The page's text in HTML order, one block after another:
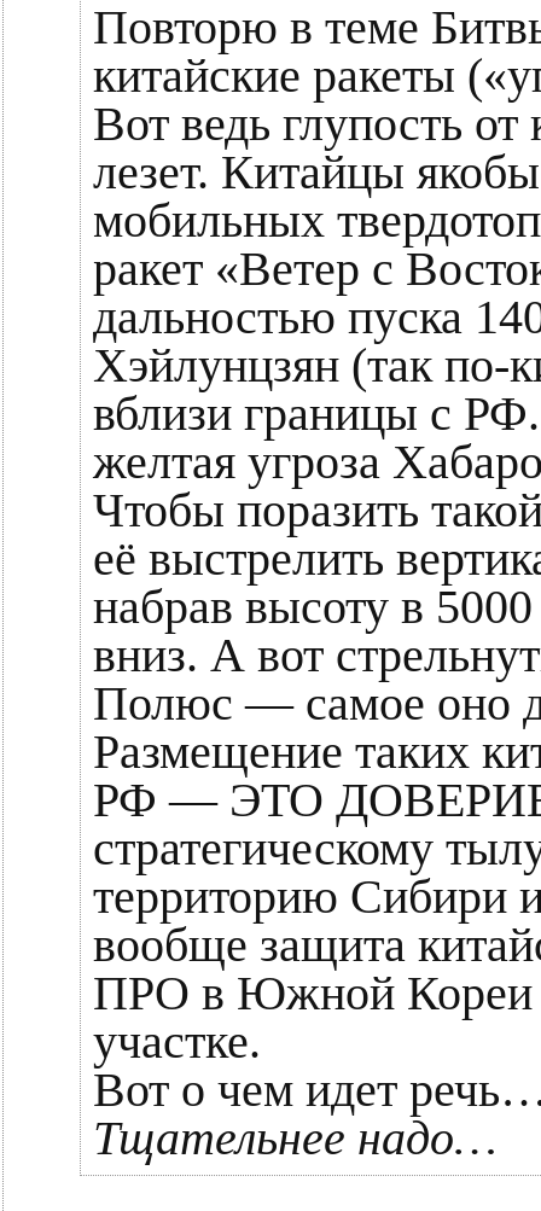
Повторю в теме
китайские ракеты
Вот ведь глупость
лезет. Китайцы
мобильных
ракет «Ветер с
дальностью пуска
Хэйлунцзян (так по-
вблизи границы с
желтая угроза
Чтобы поразить
её выстрелить
набрав высоту в
вниз. А вот
Полюс — самое оно
Размещение таких
РФ — ЭТО ДОВЕРИЕ
стратегическому
территорию Сибири
вообще защита
ПРО в Южной Кореи
участке.
Вот о чем идет
Тщательнее надо…